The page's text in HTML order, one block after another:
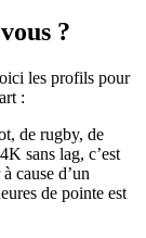
?
les profils pour
:
de rugby, de
sans lag, c’est
cause d’un
de pointe est